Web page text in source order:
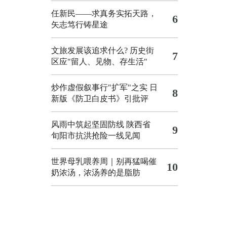
任新民——求真务实拓天路，
矢志笃行铸星途
6
文旅发展该追求什么? 历史街
区应"留人、见物、存生活"
7
炒作虚假叙事行"扩军"之实 日
新版《防卫白皮书》引批评
8
风雨中筑起坚固防线 陕西省
旬阳市抗洪抢险一线见闻
9
世界母乳喂养周｜别再猛喝催
奶浓汤，浓汤养的是脂肪
10